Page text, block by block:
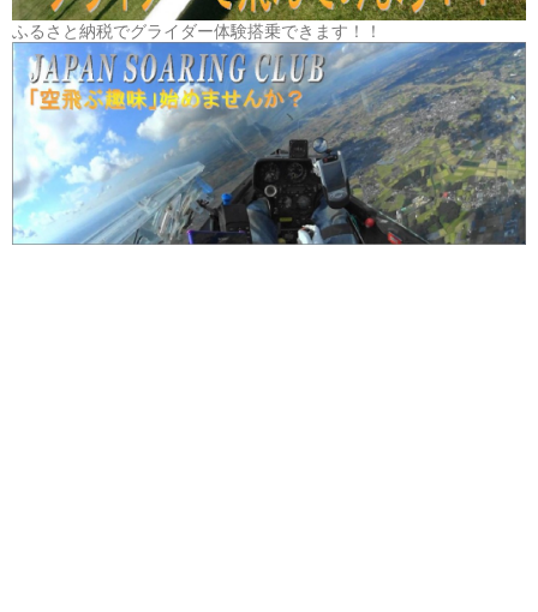
ふるさと納税でグライダー体験搭乗できます！！